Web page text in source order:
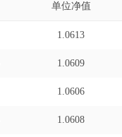
单位净值
1.0613
1.0609
1.0606
1.0608